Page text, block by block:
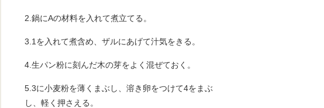
2.鍋にAの材料を入れて煮立てる。
3.1を入れて煮含め、ザルにあげて汁気をきる。
4.生パン粉に刻んだ木の芽をよく混ぜておく。
5.3に小麦粉を薄くまぶし、溶き卵をつけて4をまぶ
し、軽く押さえる。